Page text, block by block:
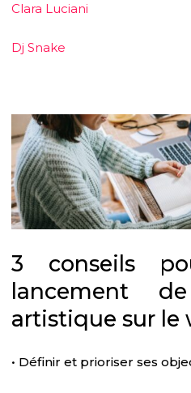
Clara Luciani
Dj Snake
3 conseils
lancement
artistique sur le
• Définir et prioriser ses